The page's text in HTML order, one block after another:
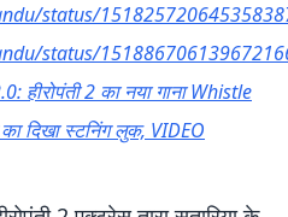
status/
status/
हीरोपंती 2 का नया गाना Whistle
दिखा स्टनिंग लुक, VIDEO